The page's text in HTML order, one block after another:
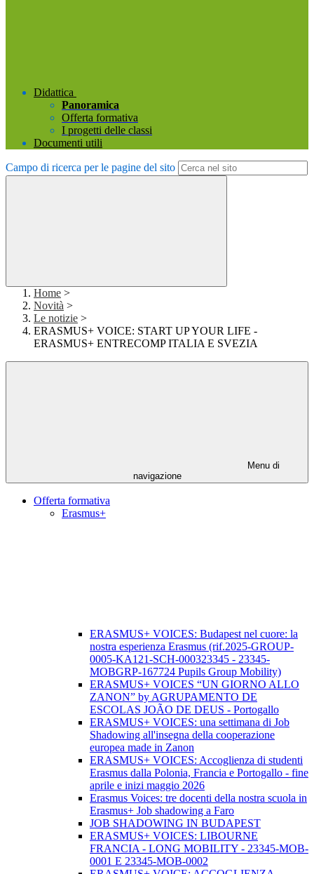
Didattica
Panoramica
Offerta formativa
I progetti delle classi
Documenti utili
Campo di ricerca per le pagine del sito
Home >
Novità >
Le notizie >
ERASMUS+ VOICE: START UP YOUR LIFE -
ERASMUS+ ENTRECOMP ITALIA E SVEZIA
Menu di
navigazione
Offerta formativa
Erasmus+
ERASMUS+ VOICES: Budapest nel cuore: la
nostra esperienza Erasmus (rif.2025-GROUP-
0005-KA121-SCH-000323345 - 23345-
MOBGRP-167724 Pupils Group Mobility)
ERASMUS+ VOICES “UN GIORNO ALLO
ZANON” by AGRUPAMENTO DE
ESCOLAS JOÃO DE DEUS - Portogallo
ERASMUS+ VOICES: una settimana di Job
Shadowing all'insegna della cooperazione
europea made in Zanon
ERASMUS+ VOICES: Accoglienza di studenti
Erasmus dalla Polonia, Francia e Portogallo - fine
aprile e inizi maggio 2026
Erasmus Voices: tre docenti della nostra scuola in
Erasmus+ Job shadowing a Faro
JOB SHADOWING IN BUDAPEST
ERASMUS+ VOICES: LIBOURNE
FRANCIA - LONG MOBILITY - 23345-MOB-
0001 E 23345-MOB-0002